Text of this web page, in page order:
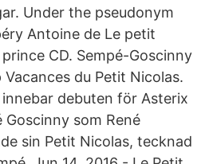
Under the pseudonym
Antoine de Le petit
CD. Sempé-Goscinny
du Petit Nicolas.
debuten för Asterix
Goscinny som René
sin Petit Nicolas, tecknad